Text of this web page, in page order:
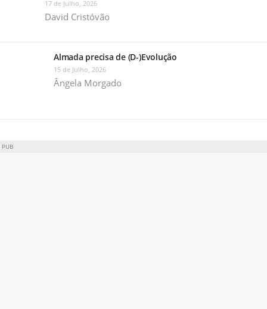
17 de Julho, 2026
David Cristóvão
Almada precisa de (D-)Evolução
15 de Julho, 2026
Ângela Morgado
PUB